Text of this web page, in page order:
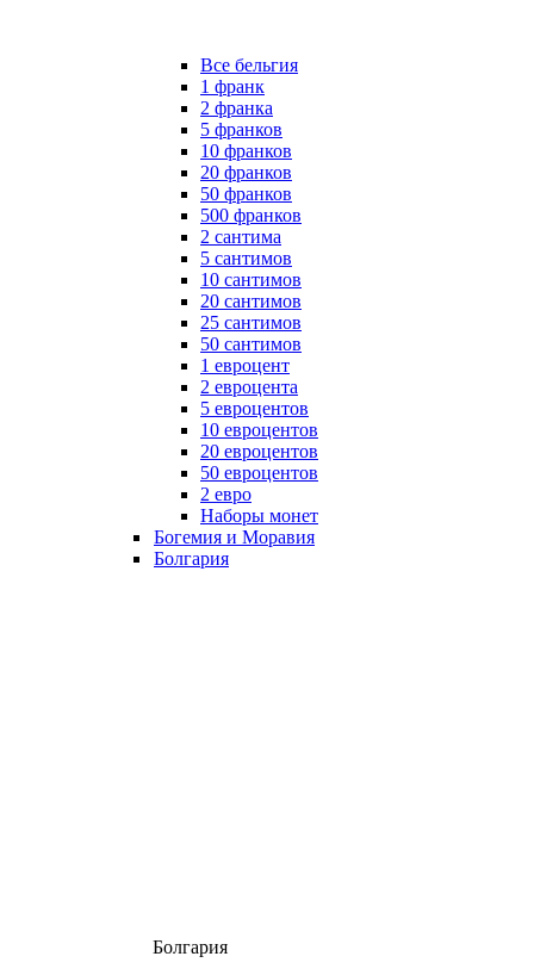
Все бельгия
1 франк
2 франка
5 франков
10 франков
20 франков
50 франков
500 франков
2 сантима
5 сантимов
10 сантимов
20 сантимов
25 сантимов
50 сантимов
1 евроцент
2 евроцента
5 евроцентов
10 евроцентов
20 евроцентов
50 евроцентов
2 евро
Наборы монет
Богемия и Моравия
Болгария
Болгария